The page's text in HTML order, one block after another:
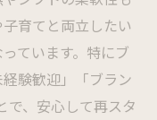
育てと両立したい
ています。特にブ
験歓迎」「ブラン
で、安心して再スタ